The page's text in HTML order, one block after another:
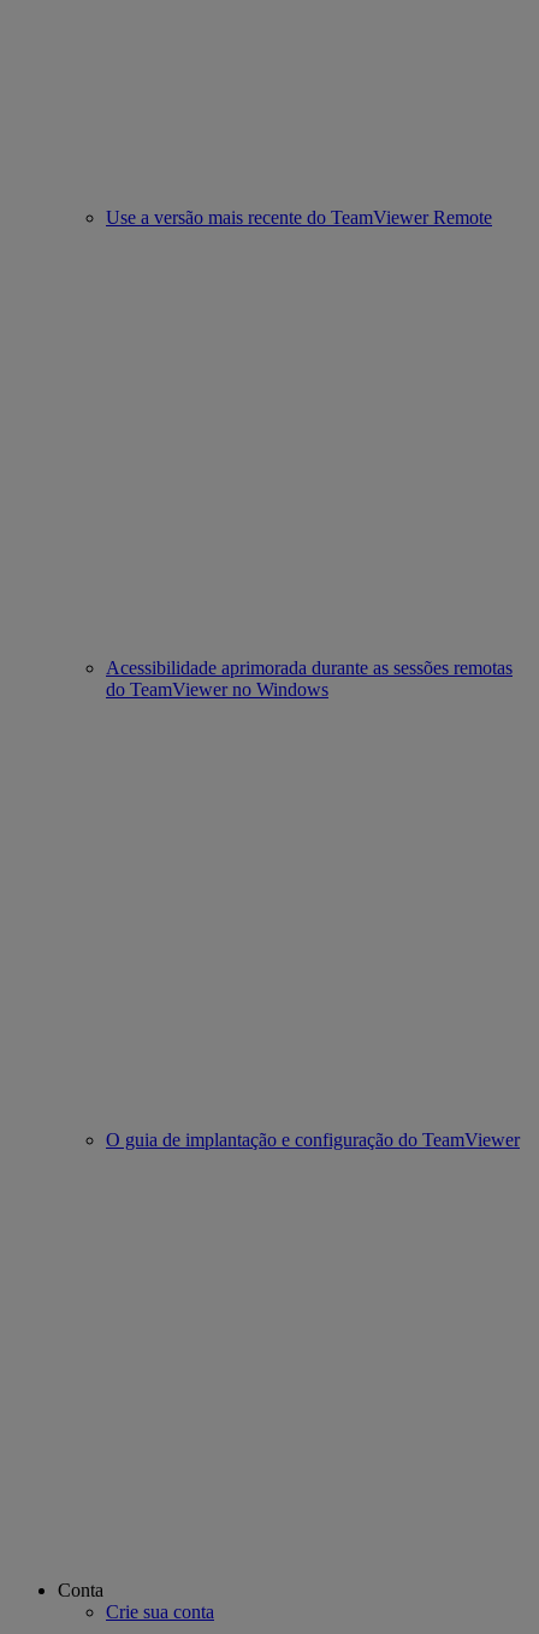
Use a versão mais recente do TeamViewer Remote
Acessibilidade aprimorada durante as sessões remotas
do TeamViewer no Windows
O guia de implantação e configuração do TeamViewer
Conta
Crie sua conta